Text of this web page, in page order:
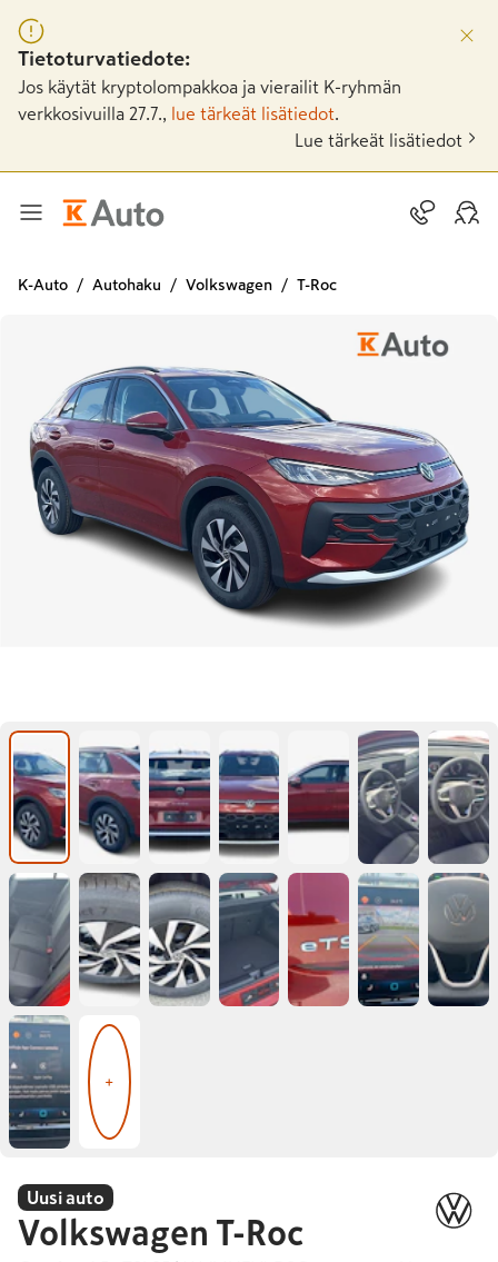
Tietoturvatiedote:
Jos käytät kryptolompakkoa ja vierailit K-ryhmän
verkkosivuilla 27.7.,
lue tärkeät lisätiedot
Lue tärkeät lisätiedot
K-Auto Autohaku Volkswagen T-Roc
+
Uusi auto
Volkswagen T-Roc